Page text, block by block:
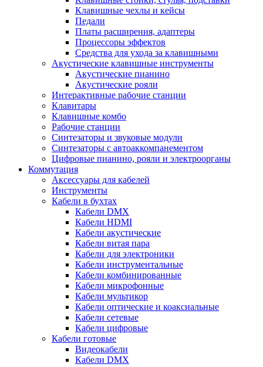
Клавишные чехлы и кейсы
Педали
Платы расширения, адаптеры
Процессоры эффектов
Средства для ухода за клавишными
Акустические клавишные инструменты
Акустические пианино
Акустические рояли
Интерактивные рабочие станции
Клавитары
Клавишные комбо
Рабочие станции
Синтезаторы и звуковые модули
Синтезаторы с автоаккомпанементом
Цифровые пианино, рояли и электроорганы
Коммутация
Аксессуары для кабелей
Инструменты
Кабели в бухтах
Кабели DMX
Кабели HDMI
Кабели акустические
Кабели витая пара
Кабели для электроники
Кабели инструментальные
Кабели комбинированные
Кабели микрофонные
Кабели мультикор
Кабели оптические и коаксиальные
Кабели сетевые
Кабели цифровые
Кабели готовые
Видеокабели
Кабели DMX